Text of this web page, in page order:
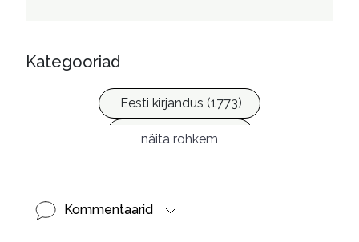
Kategooriad
Eesti kirjandus (1773)
Ilukirjandus (4258)
näita rohkem
Kommentaarid